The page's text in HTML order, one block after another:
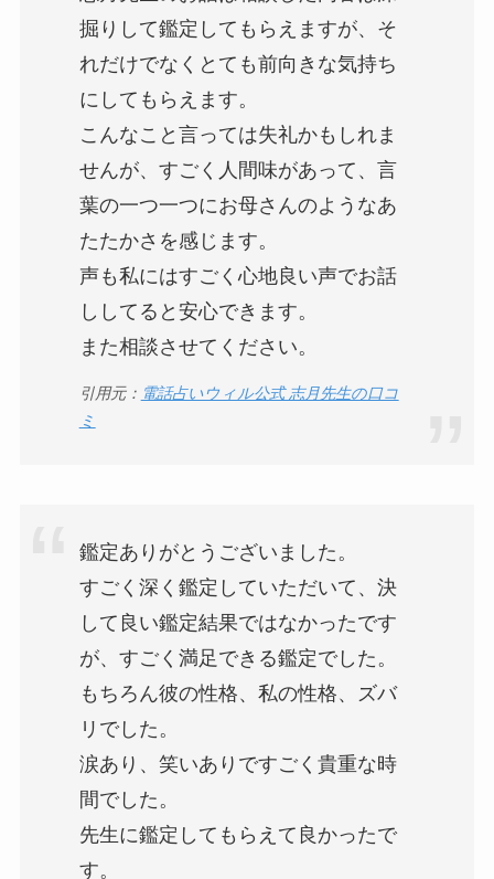
掘りして鑑定してもらえますが、そ
れだけでなくとても前向きな気持ち
にしてもらえます。
こんなこと言っては失礼かもしれま
せんが、すごく人間味があって、言
葉の一つ一つにお母さんのようなあ
たたかさを感じます。
声も私にはすごく心地良い声でお話
ししてると安心できます。
また相談させてください。
引用元： 電話占いウィル公式 志月先生の口コ
ミ
鑑定ありがとうございました。
すごく深く鑑定していただいて、決
して良い鑑定結果ではなかったです
が、すごく満足できる鑑定でした。
もちろん彼の性格、私の性格、ズバ
リでした。
涙あり、笑いありですごく貴重な時
間でした。
先生に鑑定してもらえて良かったで
す。